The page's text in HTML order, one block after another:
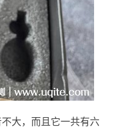
大，而且它一共有六